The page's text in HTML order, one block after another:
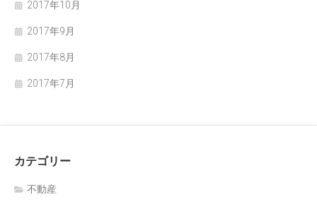
2017年10月
2017年9月
2017年8月
2017年7月
カテゴリー
不動産